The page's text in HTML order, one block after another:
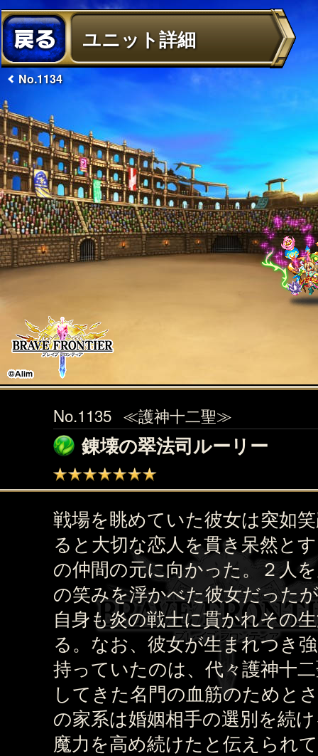
ユニット詳細
No.1134
No.1135 ≪護神十二聖≫
錬壊の翠法司ルーリー
戦場を眺めていた彼女は突如
ると大切な恋人を貫き呆然と
の仲間の元に向かった。２人
の笑みを浮かべた彼女だった
自身も炎の戦士に貫かれその
る。なお、彼女が生まれつき
持っていたのは、代々護神十
してきた名門の血筋のためと
の家系は婚姻相手の選別を続
魔力を高め続けたと伝えられ